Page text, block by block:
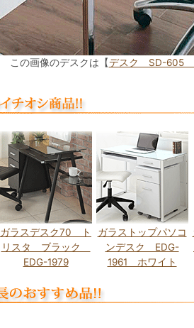
この画像のデスクは【デスク SD-605
ガラスデスク70 ト
リスタ ブラック
EDG-1979
ガラストップパソコ
ンデスク EDG-
1961 ホワイト